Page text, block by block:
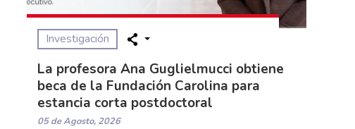
Investigación
La profesora Ana Guglielmucci obtiene
beca de la Fundación Carolina para
estancia corta postdoctoral
05 de Agosto, 2026